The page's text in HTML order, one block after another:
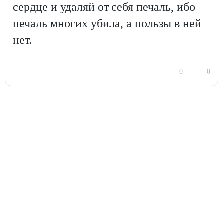
сердце и удаляй от себя печаль, ибо
печаль многих убила, а пользы в ней
нет.
0 0